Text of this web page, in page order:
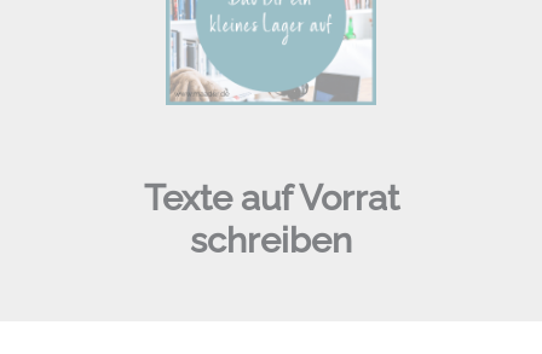
Texte auf Vorrat
schreiben